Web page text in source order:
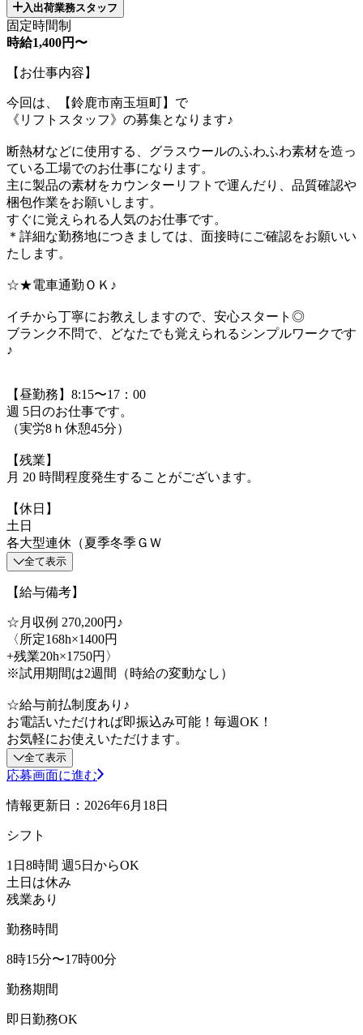
入出荷業務スタッフ
固定時間制
時給1,400円〜
【お仕事内容】
今回は、【鈴鹿市南玉垣町】で
《リフトスタッフ》の募集となります♪
断熱材などに使用する、グラスウールのふわふわ素材を造っ
ている工場でのお仕事になります。
主に製品の素材をカウンターリフトで運んだり、品質確認や
梱包作業をお願いします。
すぐに覚えられる人気のお仕事です。
＊詳細な勤務地につきましては、面接時にご確認をお願いい
たします。
☆★電車通勤ＯＫ♪
イチから丁寧にお教えしますので、安心スタート◎
ブランク不問で、どなたでも覚えられるシンプルワークです
♪
【昼勤務】8:15〜17：00
週 5日のお仕事です。
（実労8ｈ休憩45分）
【残業】
月 20 時間程度発生することがございます。
【休日】
土日
各大型連休（夏季冬季ＧＷ
全て表示
【給与備考】
☆月収例 270,200円♪
〈所定168h×1400円
+残業20h×1750円〉
※試用期間は2週間（時給の変動なし）
☆給与前払制度あり♪
お電話いただければ即振込み可能！毎週OK！
お気軽にお使えいただけます。
全て表示
応募画面に進む
情報更新日：2026年6月18日
シフト
1日8時間 週5日からOK
土日は休み
残業あり
勤務時間
8時15分〜17時00分
勤務期間
即日勤務OK